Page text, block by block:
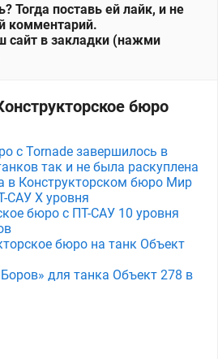
Тогда поставь ей лайк, и не
комментарий.
сайт в закладки (нажми
бюро
с Tornade завершилось в
так и не была раскуплена
в Конструкторском бюро Мир
САУ X уровня
бюро с ПТ-САУ 10 уровня
бюро на танк Объект
для танка Объект 278 в